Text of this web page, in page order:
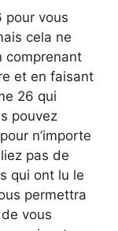
pour vous
cela ne
comprenant
et en faisant
26 qui
pouvez
n’importe
pas de
qui ont lu le
permettra
vous